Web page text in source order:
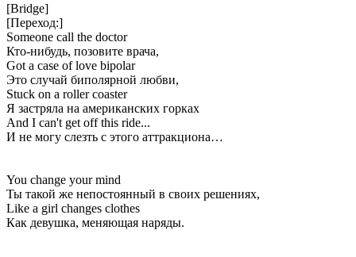
[Bridge]
[Переход:]
Someone call the doctor
Кто-нибудь, позовите врача,
Got a case of love bipolar
Это случай биполярной любви,
Stuck on a roller coaster
Я застряла на американских горках
And I can't get off this ride...
И не могу слезть с этого аттракциона…
You change your mind
Ты такой же непостоянный в своих решениях,
Like a girl changes clothes
Как девушка, меняющая наряды.